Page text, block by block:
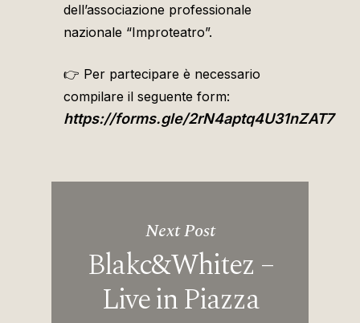
dell’associazione professionale
nazionale “Improteatro”.
👉 Per partecipare è necessario
compilare il seguente form:
https://forms.gle/2rN4aptq4U31nZAT7
Next Post
Blakc&Whitez –
Live in Piazza